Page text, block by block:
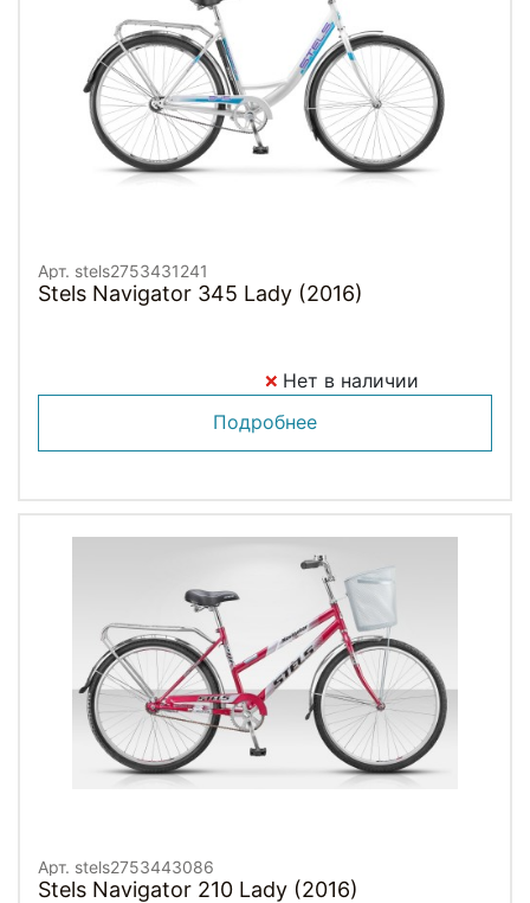
Арт. stels2753431241
Stels Navigator 345 Lady (2016)
Нет в наличии
Подробнее
Арт. stels2753443086
Stels Navigator 210 Lady (2016)